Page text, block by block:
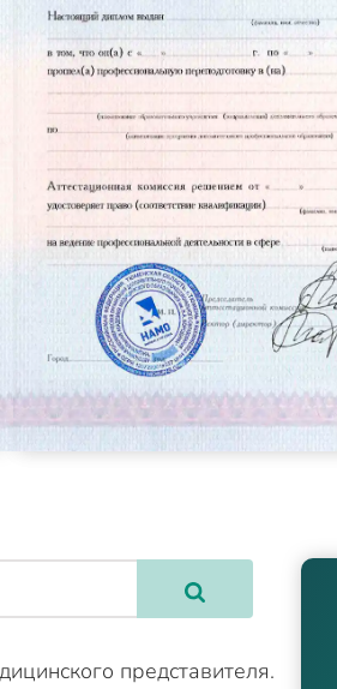
представителя.